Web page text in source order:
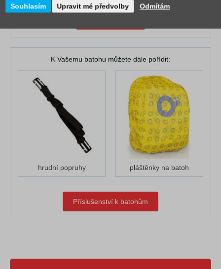
K Vašemu batohu můžete dále pořídit:
hrudní popruhy pláštěnky na batoh
Příslušenství k batohům
Souhlasím Upravit mé předvolby Odmítám